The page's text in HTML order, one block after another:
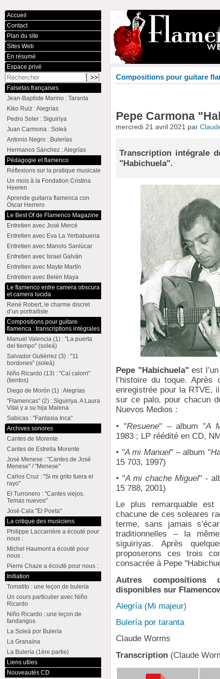
Compositions pour guitare
Pepe Carmona
mercredi 21 avril 2021 par
Transcription intégrale
"Habichuela".
Pepe "Habichuela" est
l’histoire du toque.
enregistrée pour la RTVE,
sur ce palo, pour chacun
Nuevos Medios :
• "Resuene" – album "A
1983 ; LP réédité en CD,
• "A mi Manuel" – album "
15 703, 1997)
• "A mi chache Miguel" -
15 788, 2001)
Le plus remarquable est
chacune de ces soleares
terme, sans jamais
traditionnelles – la
siguiriyas. Après
proposerons ces trois
consacrée à Pepe
Autres compositions
disponibles sur
Alegría (Mi majeur)
Bulería por taranta
Claude Worms
Transcription (Claude
Accueil
Contact
Plan du site
Sites Web
En résumé
Espace privé
Falsetas françaises
Jean-Baptiste Marino : Taranta
Kiko Ruiz : Alegrías
Pedro Soler : Siguiriya
Juan Carmona : Soleá
Antonio Negro : Bulerías
Hermanos Sánchez : Alegrías
Pédagogie et flamenco
Réflexions sur la pratique musicale
Un mois à la Fondation Cristina
Heeren
Aprende guitarra flamenca con
Oscar Herrero
Le Best Of de Flamenco Magazine
Entretien avec José Mercé
Entretien avec Eva La Yerbabuena
Entretien avec Manolo Sanlúcar
Entretien avec Israel Galván
Entretien avec Mayte Martín
Entretien avec Belén Maya
Le flamenco entre camera obscura
et camera lucida
René Robert, le charme discret
d’un portraitiste
Compositions pour guitare
flamenca : transcriptions intégrales
Manuel Valencia (1) : "La puerta
del tiempo" (soleá)
Salvador Gutiérrez (3) : "11
bordones" (soleá)
Niño Ricardo (13) : "Caí calorri"
(tientos)
Diego de Morón (1) : Alegrías
"Flamencas" (2) : Siguiriya. A Laura
Vital y a su hija Malena
Sabicas : "Fantasia Inca"
Archives sonores
Cantes de Morente
Cantes de Estrella Morente
José Menese : "Cantes de José
Menese" / "Menese"
Carlos Cruz : "Si mi grito fuera el
rayo"
El Turronero : "Cantes viejos.
Temas nuevos"
José Cala "El Poeta"
La critique des musiciens
Philippe Laccarrière a écouté pour
nous :
Michel Haumont a écouté pour
nous :
Pierre Chaze a écouté pour nous :
Initiation
Tomatito : une leçon de bulería
Un cours particulier avec Niño
Ricardo
Niño Ricardo : une leçon de
fandangos
La Soleá por Bulería
La Granaína
La Bulería (1ère partie)
Liens utiles
Nouveautés CD